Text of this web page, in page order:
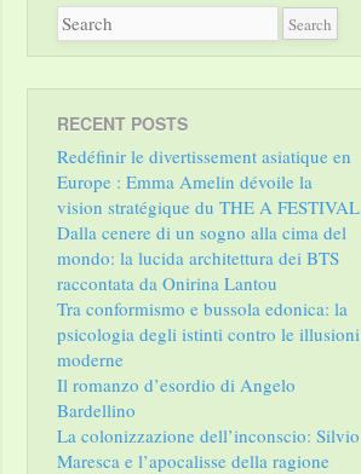
RECENT POSTS
Redéfinir le divertissement asiatique en
Europe : Emma Amelin dévoile la
vision stratégique du THE A FESTIVAL
Dalla cenere di un sogno alla cima del
mondo: la lucida architettura dei BTS
raccontata da Onirina Lantou
Tra conformismo e bussola edonica: la
psicologia degli istinti contro le illusioni
moderne
Il romanzo d’esordio di Angelo
Bardellino
La colonizzazione dell’inconscio: Silvio
Maresca e l’apocalisse della ragione